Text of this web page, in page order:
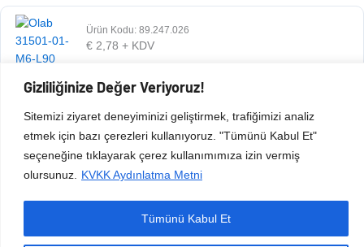
Gizliliğinize Değer Veriyoruz!
Sitemizi ziyaret deneyiminizi geliştirmek, trafiğimizi analiz
etmek için bazı çerezleri kullanıyoruz. "Tümünü Kabul Et"
seçeneğine tıklayarak çerez kullanımımıza izin vermiş
olursunuz.
KVKK Aydınlatma Metni
Tümünü Kabul Et
Ürün Kodu: 89.247.026
€ 2,78 + KDV
Copyright © 2026 Esen Isıtma Soğutma İnşaat Ltd Şti | Tüm Hakları Saklıdır.